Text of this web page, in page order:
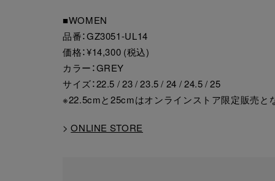
■WOMEN
品番：GZ3051-UL14
価格：¥14,300 (税込)
カラー：GREY
サイズ：22.5 / 23 / 23.5 / 24 / 24.5 / 25
※22.5cmと25cmはオンラインストア限定販売と
>ONLINE STORE